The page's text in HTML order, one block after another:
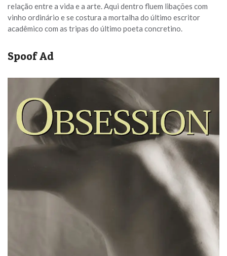
relação entre a vida e a arte. Aqui dentro fluem libações com
vinho ordinário e se costura a mortalha do último escritor
acadêmico com as tripas do último poeta concretino.
Spoof Ad